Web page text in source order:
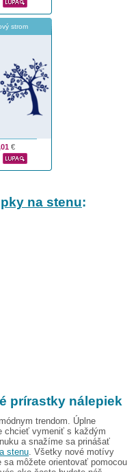
strom
€
na stenu:
prírastky nálepiek
trendom. Úplne
chcieť vymeniť s každým
a snažíme sa prinášať
stenu. Všetky nové motívy
sa môžete orientovať pomocou